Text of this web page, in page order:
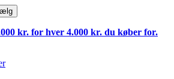
kr. for hver 4.000 kr. du køber for.